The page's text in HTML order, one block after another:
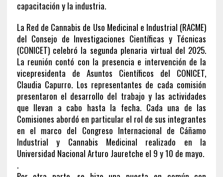
capacitación y la industria.
La Red de Cannabis de Uso Medicinal e Industrial (RACME)
del Consejo de Investigaciones Científicas y Técnicas
(CONICET) celebró la segunda plenaria virtual del 2025.
La reunión contó con la presencia e intervención de la
vicepresidenta de Asuntos Científicos del CONICET,
Claudia Capurro. Los representantes de cada comisión
presentaron el desarrollo del trabajo y las actividades
que llevan a cabo hasta la fecha. Cada una de las
Comisiones abordó en particular el rol de sus integrantes
en el marco del Congreso Internacional de Cáñamo
Industrial y Cannabis Medicinal realizado en la
Universidad Nacional Arturo Jauretche el 9 y 10 de mayo.
.